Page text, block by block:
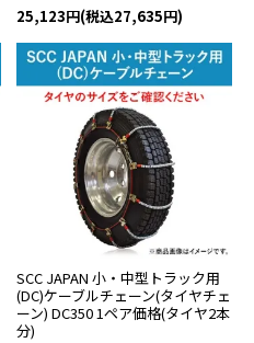
25,123円(税込27,635円)
SCC JAPAN 小・中型トラック用
(DC)ケーブルチェーン(タイヤチェ
ーン) DC350 1ペア価格(タイヤ2本
分)